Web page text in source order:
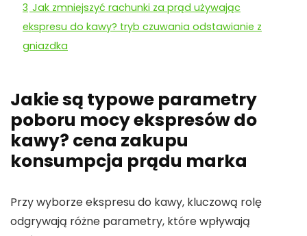
3 Jak zmniejszyć rachunki za prąd używając
ekspresu do kawy? tryb czuwania odstawianie z
gniazdka
Jakie są typowe parametry
poboru mocy ekspresów do
kawy? cena zakupu
konsumpcja prądu marka
Przy wyborzeekspresu do kawy, kluczową rolę
odgrywają różne parametry, które wpływają